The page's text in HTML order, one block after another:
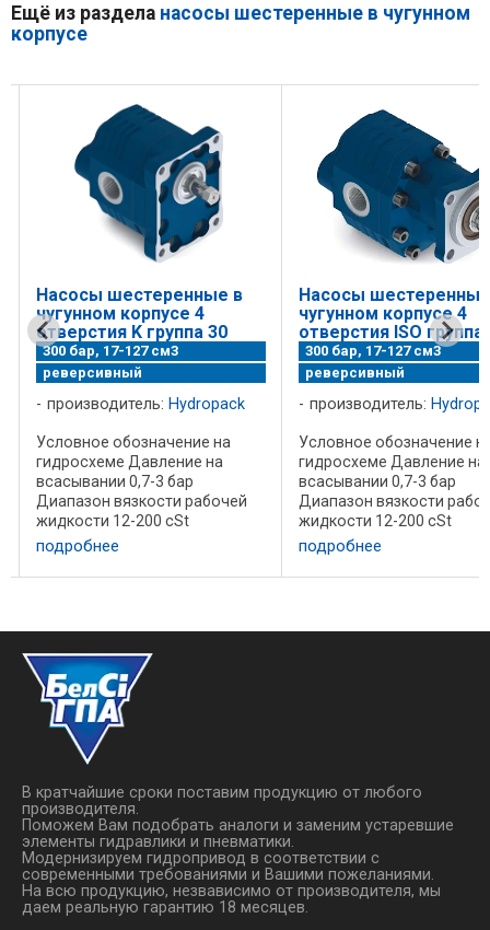
Ещё из раздела насосы шестеренные в чугунном
корпусе
Насосы шестеренные в
чугунном корпусе 4
отверстия K группа 30
300 бар, 17-127 см3
реверсивный
производитель: Hydropack
Условное обозначение на
гидросхеме Давление на
всасывании 0,7-3 бар
Диапазон вязкости рабочей
жидкости 12-200 cSt
Температура рабочей
жидкости -10°C+80°C
Рекомендуемая тонкость
подробнее
Насосы
чугунном корпусе 4
отверстия ISO группа
300 бар, 17-127 см3
реверсивный
производитель:
Условное обозначение
гидросхеме Давление на
всасывании 0,7-3 бар
Диапазон вязкости
жидкости 12-200 cSt
Температура рабочей
жидкости -10°C+80°C
Рекомендуемая тонкость
подробнее
В кратчайшие сроки поставим продукцию от любого
производителя.
Поможем Вам подобрать аналоги и заменим устаревшие
элементы гидравлики и пневматики.
Модернизируем гидропривод в соответствии с
современными требованиями и Вашими пожеланиями.
На всю продукцию, незвависимо от производителя, мы
даем реальную гарантию 18 месяцев.